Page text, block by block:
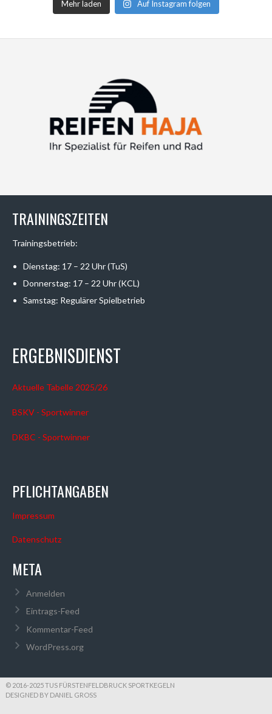
Mehr laden Auf Instagram folgen
TRAININGSZEITEN
Trainingsbetrieb:
Dienstag: 17 – 22 Uhr (TuS)
Donnerstag: 17 – 22 Uhr (KCL)
Samstag: Regulärer Spielbetrieb
ERGEBNISDIENST
Aktuelle Tabelle 2025/26
BSKV - Sportwinner
DKBC - Sportwinner
PFLICHTANGABEN
Impressum
Datenschutz
META
Anmelden
Eintrags-Feed
Kommentar-Feed
WordPress.org
© 2016-2025 TUS FÜRSTENFELDBRUCK SPORTKEGELN
DESIGNED BY DANIEL GROSS